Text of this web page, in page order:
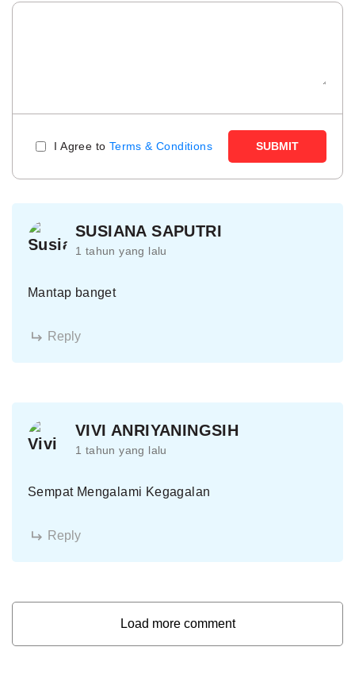
I Agree to Terms & Conditions SUBMIT
SUSIANA SAPUTRI
1 tahun yang lalu
Mantap banget
Reply
VIVI ANRIYANINGSIH
1 tahun yang lalu
Sempat Mengalami Kegagalan
Reply
Load more comment